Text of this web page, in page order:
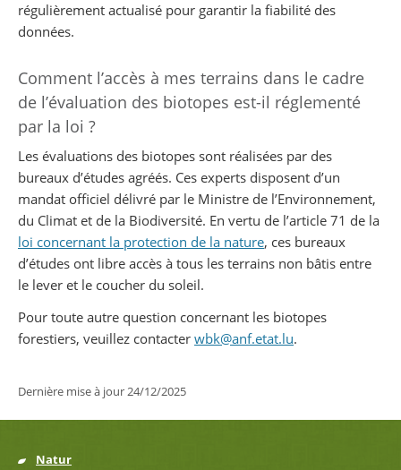
régulièrement actualisé pour garantir la fiabilité des
données.
Comment l’accès à mes terrains dans le cadre
de l’évaluation des biotopes est-il réglementé
par la loi ?
Les évaluations des biotopes sont réalisées par des
bureaux d’études agréés. Ces experts disposent d’un
mandat officiel délivré par le Ministre de l’Environnement,
du Climat et de la Biodiversité. En vertu de l’article 71 de la
loi concernant la protection de la nature, ces bureaux
d’études ont libre accès à tous les terrains non bâtis entre
le lever et le coucher du soleil.
Pour toute autre question concernant les biotopes
forestiers, veuillez contacter wbk@anf.etat.lu.
Dernière mise à jour24/12/2025
Natur